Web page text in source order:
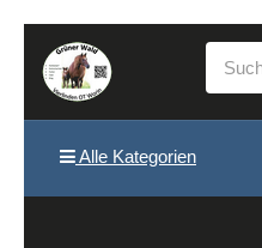
Alle Kategorien